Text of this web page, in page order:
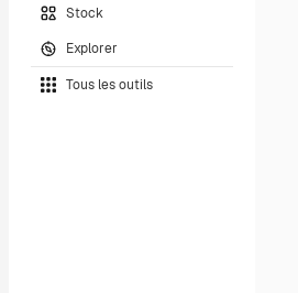
Stock
Explorer
Tous les outils